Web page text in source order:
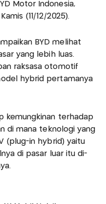
Motor Indonesia,
(11/12/2025).
BYD melihat
yang lebih luas.
raksasa otomotif
hybrid pertamanya
kemungkinan terhadap
di mana teknologi yang
(plug-in hybrid) yaitu
di pasar luar itu di-